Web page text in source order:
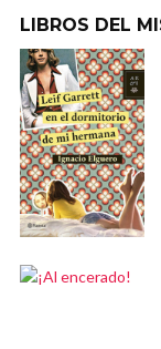
LIBROS DEL